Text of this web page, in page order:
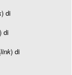
) di
) di
link) di